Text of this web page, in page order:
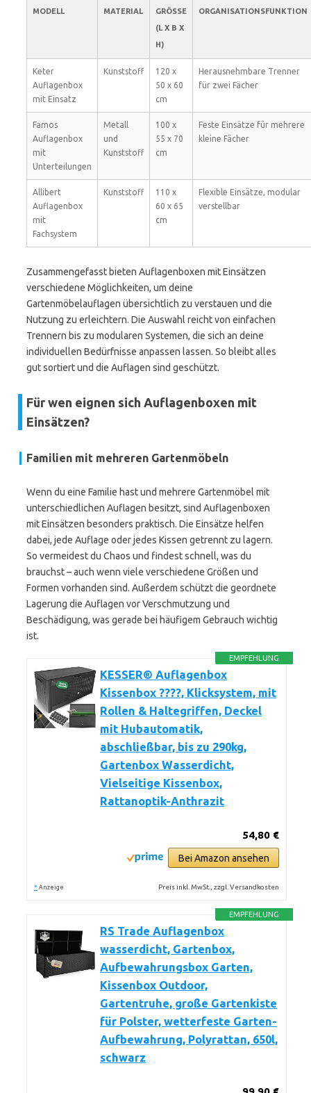
MODELL MATERIAL
GRÖSSE (
L X B X H
)
ORGANISATIONSFUNKTION
Keter
Auflagenbox
mit Einsatz
Kunststoff
120 x
50 x 60
cm
Herausnehmbare Trenner
für zwei Fächer
Famos
Auflagenbox
mit
Unterteilungen
Metall
und
Kunststoff
100 x
55 x 70
cm
Feste Einsätze für mehrere
kleine Fächer
Allibert
Auflagenbox
mit
Fachsystem
Kunststoff
110 x
60 x 65
cm
Flexible Einsätze, modular
verstellbar
Zusammengefasst bieten Auflagenboxen mit Einsätzen
verschiedene Möglichkeiten, um deine
Gartenmöbelauflagen übersichtlich zu verstauen und die
Nutzung zu erleichtern. Die Auswahl reicht von einfachen
Trennern bis zu modularen Systemen, die sich an deine
individuellen Bedürfnisse anpassen lassen. So bleibt alles
gut sortiert und die Auflagen sind geschützt.
Für wen eignen sich Auflagenboxen mit
Einsätzen?
Familien mit mehreren Gartenmöbeln
Wenn du eine Familie hast und mehrere Gartenmöbel mit
unterschiedlichen Auflagen besitzt, sind Auflagenboxen
mit Einsätzen besonders praktisch. Die Einsätze helfen
dabei, jede Auflage oder jedes Kissen getrennt zu lagern.
So vermeidest du Chaos und findest schnell, was du
brauchst – auch wenn viele verschiedene Größen und
Formen vorhanden sind. Außerdem schützt die geordnete
Lagerung die Auflagen vor Verschmutzung und
Beschädigung, was gerade bei häufigem Gebrauch wichtig
ist.
EMPFEHLUNG
KESSER® Auflagenbox
Kissenbox ????, Klicksystem, mit
Rollen & Haltegriffen, Deckel
mit Hubautomatik,
abschließbar, bis zu 290kg,
Gartenbox Wasserdicht,
Vielseitige Kissenbox,
Rattanoptik-Anthrazit
54,80 €
Bei Amazon ansehen
* Anzeige Preis inkl. MwSt., zzgl. Versandkosten
EMPFEHLUNG
RS Trade Auflagenbox
wasserdicht, Gartenbox,
Aufbewahrungsbox Garten,
Kissenbox Outdoor,
Gartentruhe, große Gartenkiste
für Polster, wetterfeste Garten-
Aufbewahrung, Polyrattan, 650l,
schwarz